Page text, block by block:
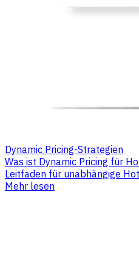
Dynamic Pricing-Strategien
Was ist Dynamic Pricing für
Leitfaden für unabhängige
Mehr lesen